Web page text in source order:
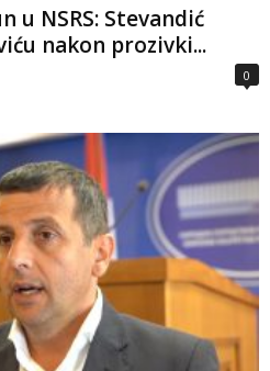
u NSRS: Stevandić
nakon prozivki...
0